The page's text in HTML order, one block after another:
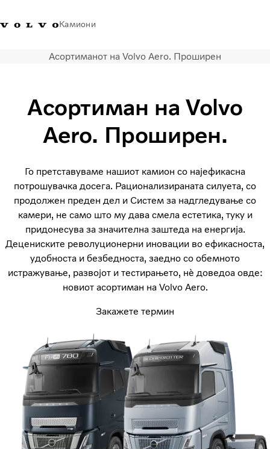
Камиони
Volvo Trucks - Македонија -
Продавница за Volvo
Најава
Транспортни решенија
Локатор на дилери
News
За нас
Volvo Truck Builder
Контактирајте нѐ
Асортиманот на Volvo Aero. Проширен
Асортиман на Volvo
Aero. Проширен.
Го претставуваме нашиот камион со најефикасна
потрошувачка досега. Рационализираната силуета, со
продолжен преден дел и Систем за надгледување со
камери, не само што му дава смела естетика, туку и
придонесува за значителна заштеда на енергија.
Децениските револуционерни иновации во ефикасноста,
удобноста и безбедноста, заедно со обемното
истражување, развојот и тестирањето, нѐ доведоа овде:
новиот асортиман на Volvo Aero.
Закажете термин